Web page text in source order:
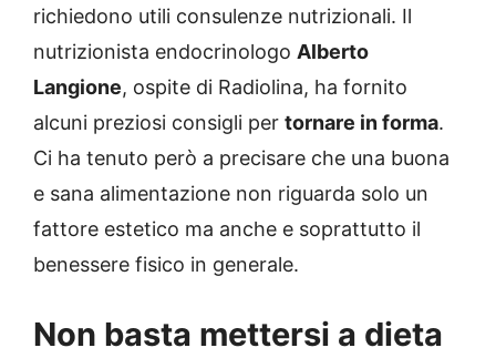
richiedono utili consulenze nutrizionali. Il
nutrizionista endocrinologo Alberto
Langione, ospite di Radiolina, ha fornito
alcuni preziosi consigli per tornare in forma.
Ci ha tenuto però a precisare che una buona
e sana alimentazione non riguarda solo un
fattore estetico ma anche e soprattutto il
benessere fisico in generale.
Non basta mettersi a dieta